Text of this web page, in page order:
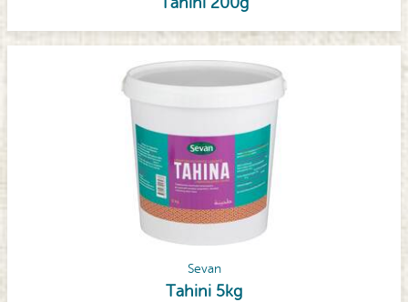
Sevan
Tahini 5kg